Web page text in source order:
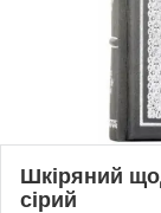
Шкіряний
сірий